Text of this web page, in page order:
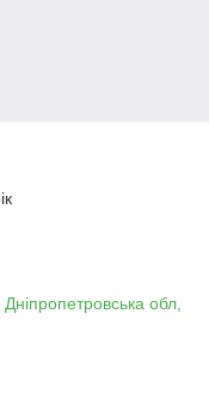
обл,